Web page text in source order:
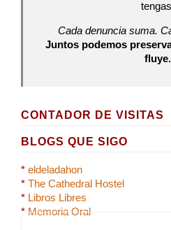
Cada denuncia suma.
Juntos podemos
fluye.
CONTADOR DE VISITAS
BLOGS QUE SIGO
* eldeladahon
* The Cathedral Hostel
* Libros Libres
* Memoria Oral